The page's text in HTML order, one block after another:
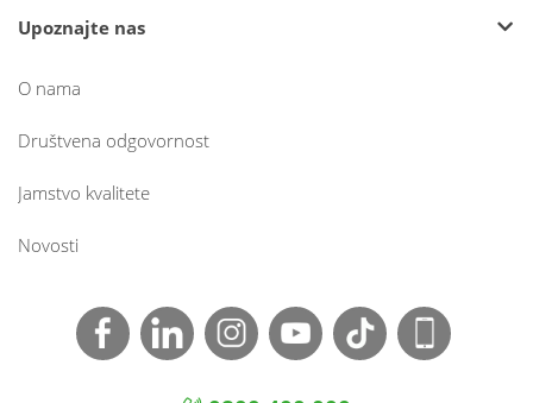
Upoznajte nas
O nama
Društvena odgovornost
Jamstvo kvalitete
Novosti